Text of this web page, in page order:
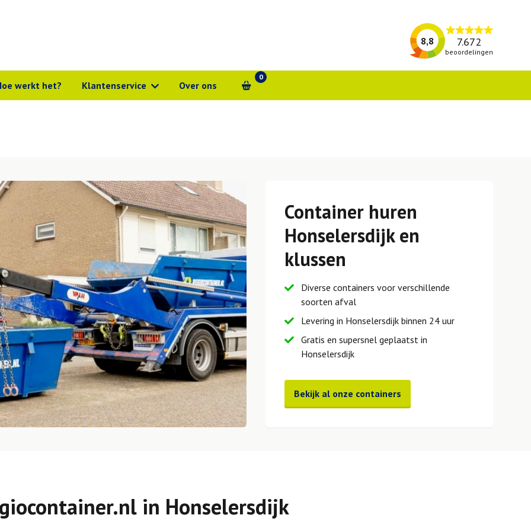
8,8 7.672
beoordelingen
werkt het? Klantenservice Over ons
0
Container huren
Honselersdijk en
klussen
Diverse containers voor verschillende
soorten afval
Levering in Honselersdijk binnen 24 uur
Gratis en supersnel geplaatst in
Honselersdijk
Bekijk al onze containers
in Honselersdijk